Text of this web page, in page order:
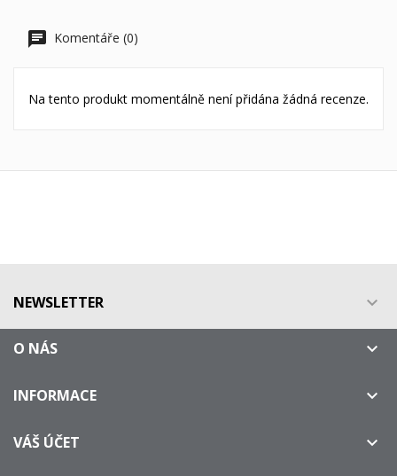
Komentáře (0)
Na tento produkt momentálně není přidána žádná recenze.
NEWSLETTER 
O NÁS 
INFORMACE 
VÁŠ ÚČET 